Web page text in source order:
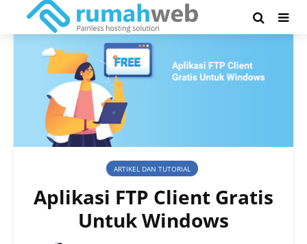
ARTIKEL DAN TUTORIAL
Aplikasi FTP Client Gratis
Untuk Windows